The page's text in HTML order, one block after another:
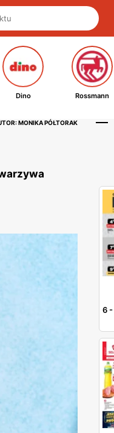
Dino Rossmann
MONIKA PÓŁTORAK
6-